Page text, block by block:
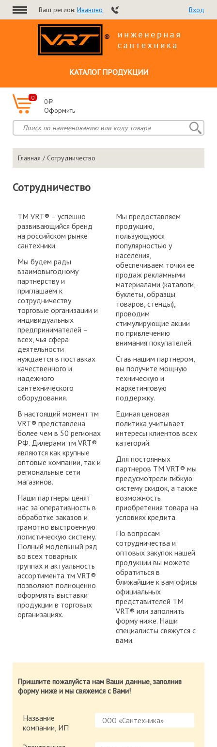
Ваш регион: Иваново Вход
КАТАЛОГ ПРОДУКЦИИ
0 0a
Оформить
Главная / Сотрудничество
Сотрудничество
ТМ VRT® – успешно
развивающийся бренд
на российском рынке
сантехники.
Мы будем рады
взаимовыгодному
партнерству и
приглашаем к
сотрудничеству
торговые организации и
индивидуальных
предпринимателей –
всех, чья сфера
деятельности
нуждается в поставках
качественного и
надежного
сантехнического
оборудования.
В настоящий момент тм
VRT® представлена
более чем в 50 регионах
РФ. Дилерами тм VRT®
являются как крупные
оптовые компании, так и
региональные сети
магазинов.
Наши партнеры ценят
нас за оперативность в
обработке заказов и
грамотно выстроенную
логистическую систему.
Полный модельный ряд
во всех товарных
группах и актуальность
ассортимента тм VRT®
позволяют полноценно
оформлять выставки
продукции в торговых
организациях.
Мы предоставляем
продукцию,
пользующуюся
популярностью у
населения,
обеспечиваем точки ее
продаж рекламными
материалами (каталоги,
буклеты, образцы
товаров, стенды),
проводим
стимулирующие акции
по привлечению
внимания покупателей.
Став нашим партнером,
вы получите мощную
техническую и
маркетинговую
поддержку.
Единая ценовая
политика учитывает
интересы клиентов всех
категорий.
Для постоянных
партнеров ТМ VRT® мы
предусмотрели гибкую
систему скидок, а также
возможность
приобретения товара на
условиях кредита.
По вопросам
сотрудничества и
оптовых закупок нашей
продукции вы можете
обратиться в
ближайшие к вам офисы
официальных
представителей ТМ
VRT® или заполнить
форму ниже. Наши
специалисты свяжутся с
вами.
Пришлите пожалуйста нам Ваши данные, заполнив
форму ниже и мы свяжемся с Вами!
Название
компании, ИП